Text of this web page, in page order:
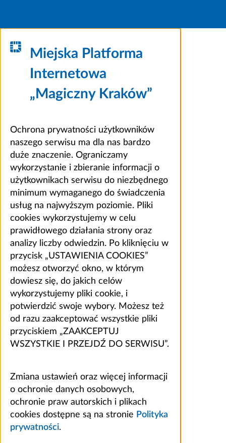
Miejska Platforma
Internetowa
„Magiczny Kraków”
Ochrona prywatności użytkowników
naszego serwisu ma dla nas bardzo
duże znaczenie. Ograniczamy
wykorzystanie i zbieranie informacji o
użytkownikach serwisu do niezbędnego
minimum wymaganego do świadczenia
usług na najwyższym poziomie. Pliki
cookies wykorzystujemy w celu
prawidłowego działania strony oraz
analizy liczby odwiedzin. Po kliknięciu w
przycisk „USTAWIENIA COOKIES”
możesz otworzyć okno, w którym
dowiesz się, do jakich celów
wykorzystujemy pliki cookie, i
potwierdzić swoje wybory. Możesz też
od razu zaakceptować wszystkie pliki
przyciskiem „ZAAKCEPTUJ
WSZYSTKIE I PRZEJDŹ DO SERWISU”.
Zmiana ustawień oraz więcej informacji
o ochronie danych osobowych,
ochronie praw autorskich i plikach
cookies dostępne są na stronie Polityka
prywatności.